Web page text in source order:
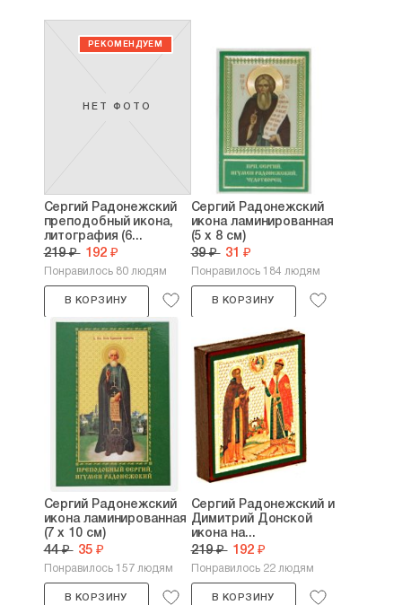
НЕТ ФОТО
Сергий Радонежский
преподобный икона,
литография (6...
219 ₽ 192 ₽
Понравилось 80 людям
В КОРЗИНУ
Сергий Радонежский
икона ламинированная
(5 х 8 см)
39 ₽ 31 ₽
Понравилось 184 людям
В КОРЗИНУ
Сергий Радонежский
икона ламинированная
(7 х 10 см)
44 ₽ 35 ₽
Понравилось 157 людям
В КОРЗИНУ
Сергий Радонежский и
Димитрий Донской
икона на...
219 ₽ 192 ₽
Понравилось 22 людям
В КОРЗИНУ